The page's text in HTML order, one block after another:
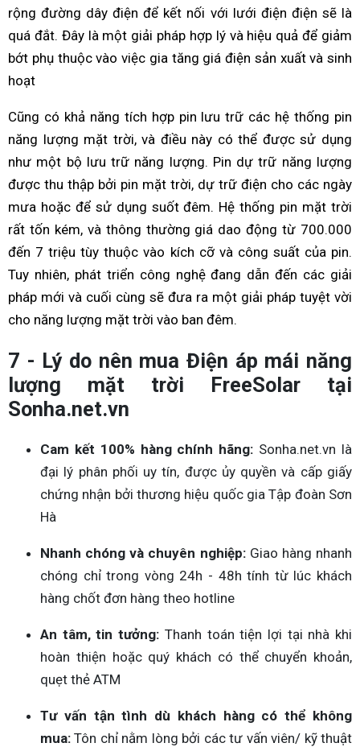
rộng đường dây điện để kết nối với lưới điện điện sẽ là
quá đắt. Đây là một giải pháp hợp lý và hiệu quả để giảm
bớt phụ thuộc vào việc gia tăng giá điện sản xuất và sinh
hoạt
Cũng có khả năng tích hợp pin lưu trữ các hệ thống pin
năng lượng mặt trời, và điều này có thể được sử dụng
như một bộ lưu trữ năng lượng. Pin dự trữ năng lượng
được thu thập bởi pin mặt trời, dự trữ điện cho các ngày
mưa hoặc để sử dụng suốt đêm. Hệ thống pin mặt trời
rất tốn kém, và thông thường giá dao động từ 700.000
đến 7 triệu tùy thuộc vào kích cỡ và công suất của pin.
Tuy nhiên, phát triển công nghệ đang dẫn đến các giải
pháp mới và cuối cùng sẽ đưa ra một giải pháp tuyệt vời
cho năng lượng mặt trời vào ban đêm.
7 - Lý do nên mua Điện áp mái năng
lượng mặt trời FreeSolar tại
Sonha.net.vn
Cam kết 100% hàng chính hãng: Sonha.net.vn là
đại lý phân phối uy tín, được ủy quyền và cấp giấy
chứng nhận bởi thương hiệu quốc gia Tập đoàn Sơn
Hà
Nhanh chóng và chuyên nghiệp:Giao hàng nhanh
chóng chỉ trong vòng 24h - 48h tính từ lúc khách
hàng chốt đơn hàng theo hotline
An tâm, tin tưởng: Thanh toán tiện lợi tại nhà khi
hoàn thiện hoặc quý khách có thể chuyển khoản,
quẹt thẻ ATM
Tư vấn tận tình dù khách hàng có thể không
mua: Tôn chỉ nằm lòng bởi các tư vấn viên/ kỹ thuật